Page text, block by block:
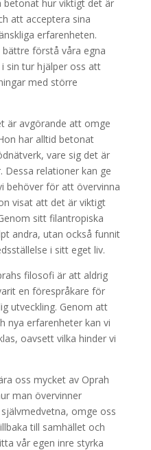
betonat hur viktigt det är
att acceptera sina
erfarenheten.
förstå våra egna
sin tur hjälper oss att
med större
är avgörande att omge
har alltid betonat
vare sig det är
relationer kan ge
behöver för att övervinna
visat att det är viktigt
sitt filantropiska
andra, utan också funnit
i sitt eget liv.
filosofi är att aldrig
en förespråkare för
utveckling. Genom att
nya erfarenheter kan vi
oavsett vilka hinder vi
oss mycket av Oprah
man övervinner
omge oss
till samhället och
vår egen inre styrka